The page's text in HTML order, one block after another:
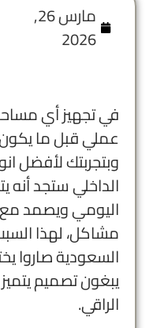
مارس 26,
2026
في تجهيز أي
عملي قبل ما
وبتجربتك لأفضل
الداخلي ستجد أنه
اليومي ويصمد
مشاكل، لهذا
السعودية صاروا
يبغون تصميم
الراقي.